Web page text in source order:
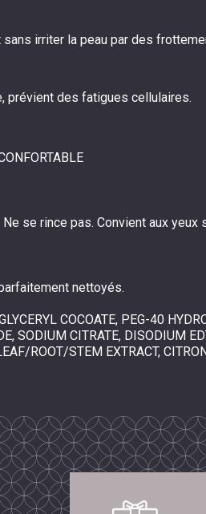
irriter la peau par des
prévient des fatigues cellulaires.
se rince pas. Convient aux yeux
nettoyés.
COCOATE, PEG-40
SODIUM CITRATE, DISODIUM
ROOT/STEM EXTRACT,